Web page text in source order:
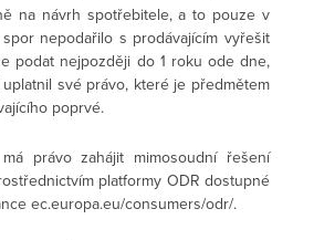
na návrh spotřebitele, a to pouze v
nepodařilo s prodávajícím vyřešit
podat nejpozději do 1 roku ode dne,
své právo, které je předmětem
poprvé.
právo zahájit mimosoudní řešení
platformy ODR dostupné
ec.europa.eu/consumers/odr/.